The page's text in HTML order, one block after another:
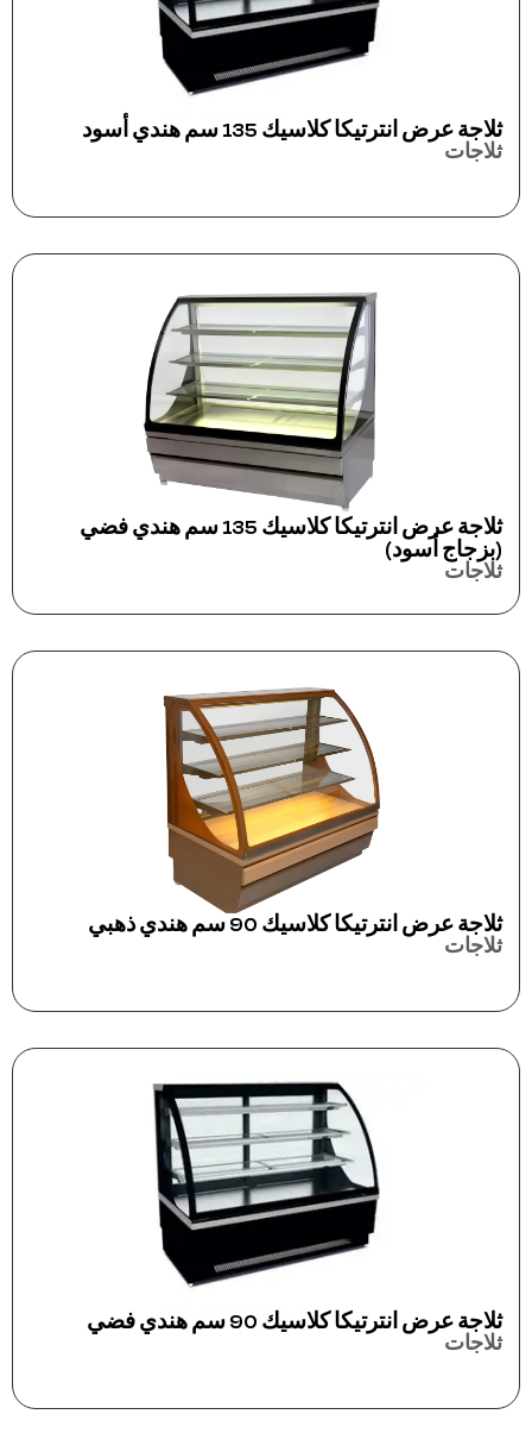
ثلاجة عرض انترتيكا كلاسيك 135 سم هندي أسود
ثلاجات
ثلاجة عرض انترتيكا كلاسيك 135 سم هندي فضي
(بزجاج أسود)
ثلاجات
ثلاجة عرض انترتيكا كلاسيك 90 سم هندي ذهبي
ثلاجات
ثلاجة عرض انترتيكا كلاسيك 90 سم هندي فضي
ثلاجات